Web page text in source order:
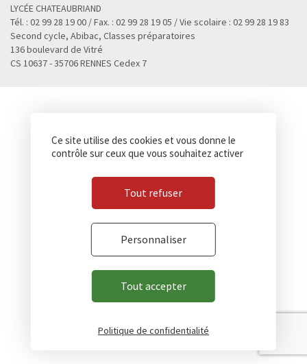
LYCÉE CHATEAUBRIAND
Tél. : 02 99 28 19 00 / Fax. : 02 99 28 19 05 / Vie scolaire : 02 99 28 19 83
Second cycle, Abibac, Classes préparatoires
136 boulevard de Vitré
CS 10637 - 35706 RENNES Cedex 7
Ce site utilise des cookies et vous donne le
contrôle sur ceux que vous souhaitez activer
Tout accepter
Tout refuser
Personnaliser
Politique de confidentialité